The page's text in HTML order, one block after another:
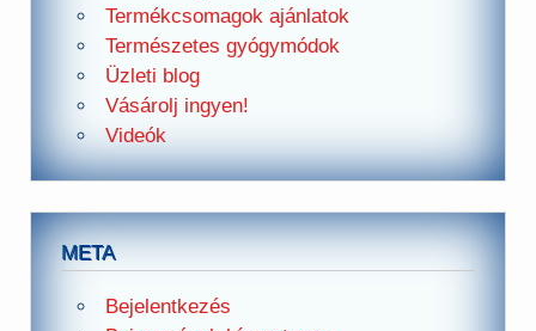
Termékcsomagok ajánlatok
Természetes gyógymódok
Üzleti blog
Vásárolj ingyen!
Videók
META
Bejelentkezés